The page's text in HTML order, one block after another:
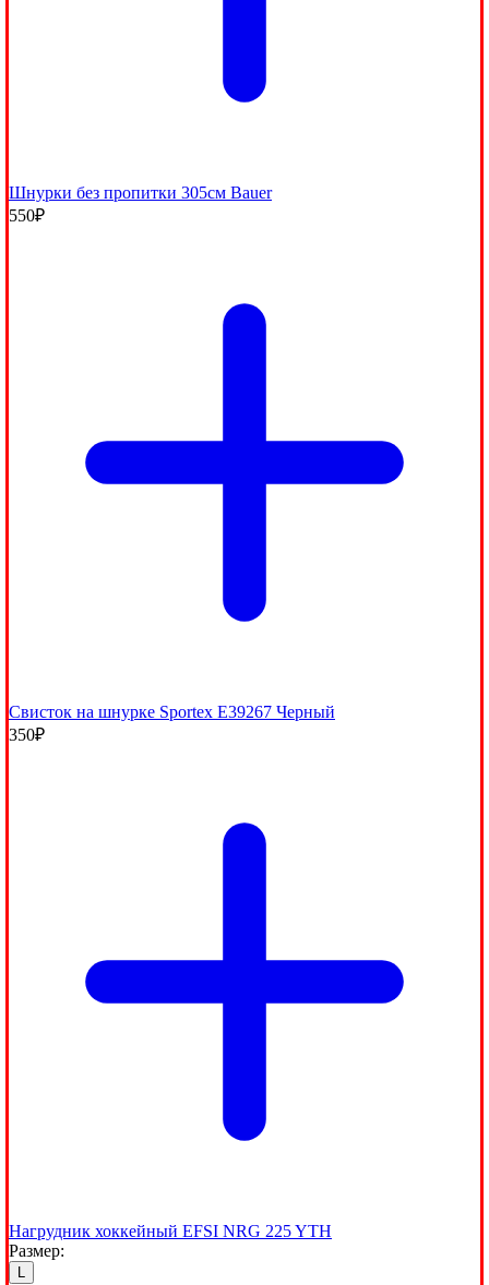
Шнурки без пропитки 305см Bauer
550₽
Свисток на шнурке Sportex E39267 Черный
350₽
Нагрудник хоккейный EFSI NRG 225 YTH
Размер: